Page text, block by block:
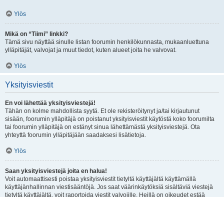
Ylös
Mikä on “Tiimi” linkki?
Tämä sivu näyttää sinulle listan foorumin henkilökunnasta, mukaanluettuna
ylläpitäjät, valvojat ja muut tiedot, kuten alueet joita he valvovat.
Ylös
Yksityisviestit
En voi lähettää yksityisviestejä!
Tähän on kolme mahdollista syytä. Et ole rekisteröitynyt ja/tai kirjautunut
sisään, foorumin ylläpitäjä on poistanut yksityisviestit käytöstä koko foorumilta
tai foorumin ylläpitäjä on estänyt sinua lähettämästä yksityisviestejä. Ota
yhteyttä foorumin ylläpitäjään saadaksesi lisätietoja.
Ylös
Saan yksityisviestejä joita en halua!
Voit automaattisesti poistaa yksityisviestit tietyltä käyttäjältä käyttämällä
käyttäjänhallinnan viestisääntöjä. Jos saat väärinkäytöksiä sisältäviä viestejä
tietyltä käyttäjältä, voit raportoida viestit valvojille. Heillä on oikeudet estää